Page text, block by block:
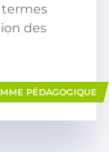
termes
des
PÉDAGOGIQUE